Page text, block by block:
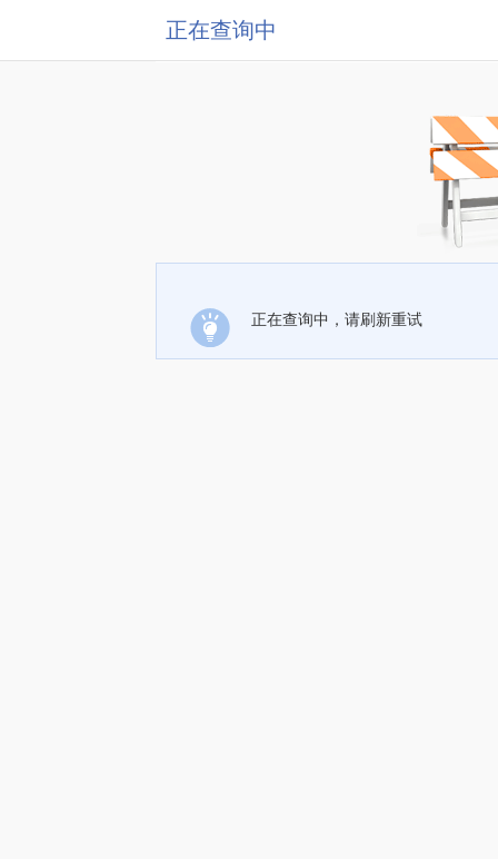
正在查询中
正在查询中，请刷新重试